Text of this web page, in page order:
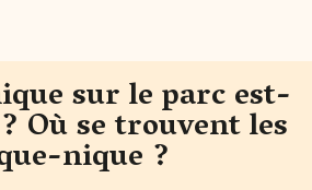
sur le parc est-
Où se trouvent les
nique ?